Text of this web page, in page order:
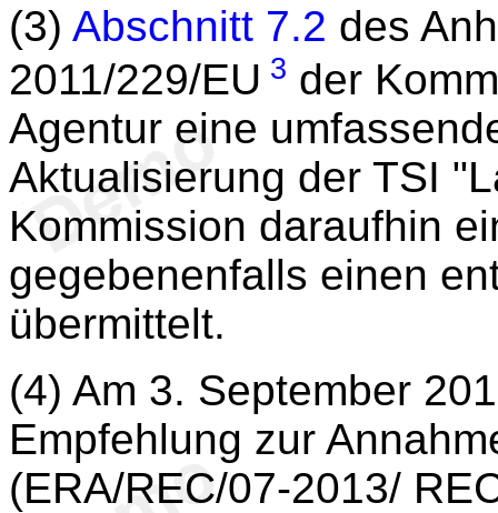
(3) Abschnitt 7.2 des
2011/229/EU 3 der
Agentur eine
Aktualisierung der TSI
Kommission daraufhin
gegebenenfalls einen
übermittelt.
(4) Am 3. September
Empfehlung zur
(ERA/REC/07-2013/